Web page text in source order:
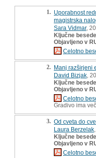
1. Uporabnost
magistrska
Sara Vidmar,
Ključne
Objavljeno v
Celotno
2. Manj razširjeni
David Bizjak ,
Ključne
Objavljeno v
Celotno
Gradivo ima
3. Od cveta do
Laura Berzelak
Ključne
Objavljeno v
Celotno